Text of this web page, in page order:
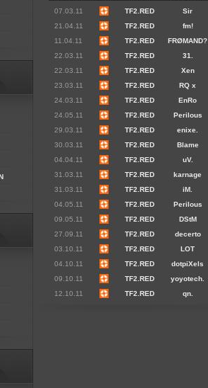
07.03.11 TF2.RED
Sir
21.04.11
TF2.RED
fm!
11.04.11
TF2.RED
FRØMAND?
22.03.11
TF2.RED
31.
22.03.11
TF2.RED
Xen
23.03.11
TF2.RED
RQ x
24.03.11
TF2.RED
EnRo
24.05.11
TF2.RED
Perilous
29.03.11
TF2.RED
enixe.
30.03.11
TF2.RED
Blame
04.04.11
TF2.RED
uV.
31.03.11
TF2.RED
karnage
31.03.11
TF2.RED
iM.
04.05.11
TF2.RED
Perilous
09.05.11
TF2.RED
DStM
27.09.11
TF2.RED
decerto
03.10.11
TF2.RED
LOT
04.10.11
TF2.RED
dotpiXels
09.10.11
TF2.RED
yoyotech.
12.10.11
TF2.RED qn.